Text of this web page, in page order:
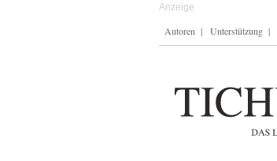
Autoren Unterstützung